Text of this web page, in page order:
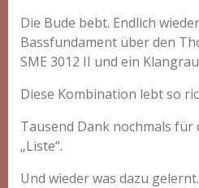
Die Bude bebt. Endlich
Bassfundament über den
SME 3012 II und ein
Diese Kombination lebt so
Tausend Dank nochmals für
„Liste“.
Und wieder was dazu